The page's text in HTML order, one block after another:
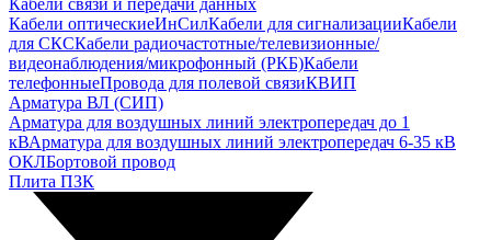
Кабели связи и передачи данных
Кабели оптическиеИнСилКабели для сигнализацииКабели
для СКСКабели радиочастотные/телевизионные/
видеонаблюдения/микрофонный (РКБ)Кабели
телефонныеПровода для полевой связиКВИП
Арматура ВЛ (СИП)
Арматура для воздушных линий электропередач до 1
кВАрматура для воздушных линий электропередач 6-35 кВ
ОКЛБортовой провод
Плита ПЗК